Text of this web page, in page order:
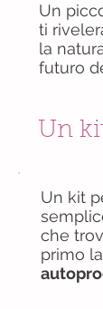
Un
ti
la
futuro
Un
Un kit
che
primo